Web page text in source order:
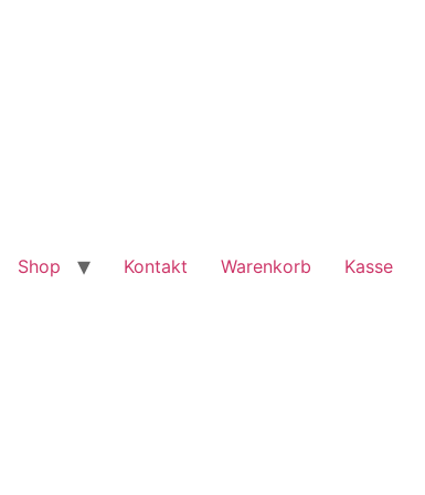
Shop Kontakt Warenkorb Kasse